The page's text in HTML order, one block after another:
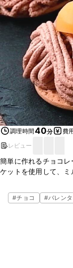
調理時間40分 費
レビュー
簡単に作れるチョコ
ケットを使用して、
い栗の甘露煮を包み
ぜひ作ってみてくだ
#チョコ #バレン